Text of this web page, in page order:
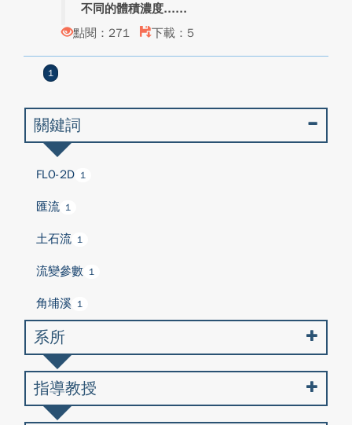
不同的體積濃度...
點閱：271
下載：5
1
關鍵詞
FLO-2D 1
匯流 1
土石流 1
流變參數 1
角埔溪 1
系所
指導教授